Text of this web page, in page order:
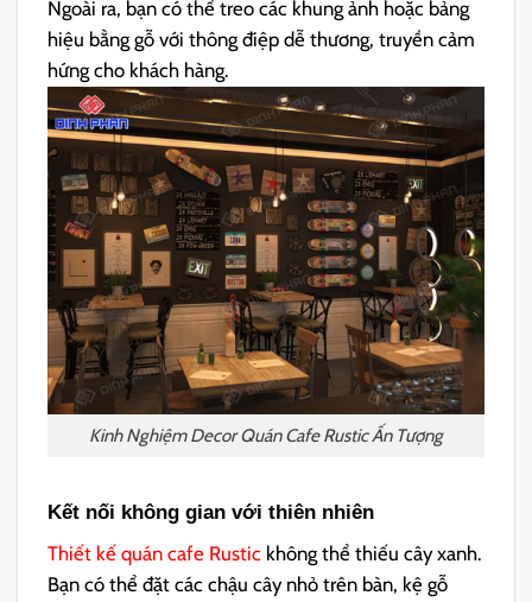
Ngoài ra, bạn có thể treo các khung ảnh hoặc bảng
hiệu bằng gỗ với thông điệp dễ thương, truyền cảm
hứng cho khách hàng.
Kinh Nghiệm Decor Quán Cafe Rustic Ấn Tượng
Kết nối không gian với thiên nhiên
Thiết kế quán cafe Rustic không thể thiếu cây xanh.
Bạn có thể đặt các chậu cây nhỏ trên bàn, kệ gỗ